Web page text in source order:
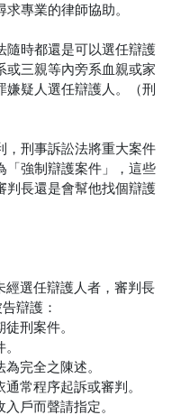
專業的律師協助。
隨時都還是可以選任辯護
或三親等內旁系血親或家
疑人選任辯護人。（刑
，刑事訴訟法將重大案件
「強制辯護案件」，這些
判長還是會幫他找個辯護
經選任辯護人者，審判長
辯護：
刑案件。
完全之陳述。
常程序起訴或審判。
戶而聲請指定。